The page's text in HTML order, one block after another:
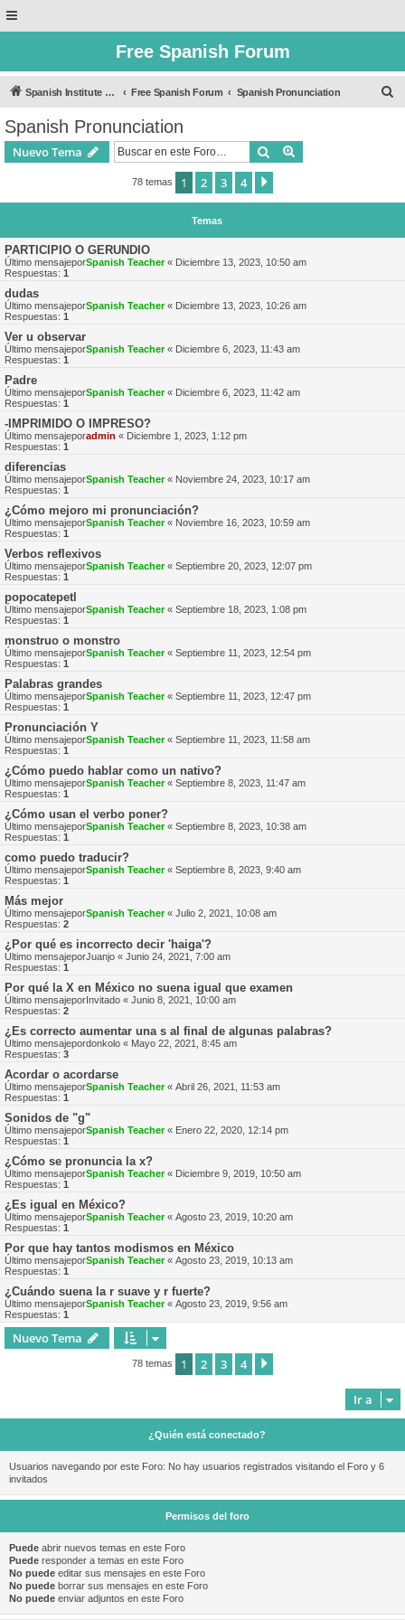
Free Spanish Forum
Spanish Institute of Puebla Free Spanish Forum Spanish Pronunciation
Spanish Pronunciation
Nuevo Tema Buscar
78 temas 1 2 3 4
Temas
PARTICIPIO O GERUNDIO
Último mensajeporSpanish Teacher« Diciembre 13, 2023, 10:50 am
Respuestas: 1
dudas
Último mensajeporSpanish Teacher« Diciembre 13, 2023, 10:26 am
Respuestas: 1
Ver u observar
Último mensajeporSpanish Teacher« Diciembre 6, 2023, 11:43 am
Respuestas: 1
Padre
Último mensajeporSpanish Teacher« Diciembre 6, 2023, 11:42 am
Respuestas: 1
-IMPRIMIDO O IMPRESO?
Último mensajeporadmin « Diciembre 1, 2023, 1:12 pm
Respuestas: 1
diferencias
Último mensajeporSpanish Teacher« Noviembre 24, 2023, 10:17 am
Respuestas: 1
¿Cómo mejoro mi pronunciación?
Último mensajeporSpanish Teacher« Noviembre 16, 2023, 10:59 am
Respuestas: 1
Verbos reflexivos
Último mensajeporSpanish Teacher« Septiembre 20, 2023, 12:07 pm
Respuestas: 1
popocatepetl
Último mensajeporSpanish Teacher« Septiembre 18, 2023, 1:08 pm
Respuestas: 1
monstruo o monstro
Último mensajeporSpanish Teacher« Septiembre 11, 2023, 12:54 pm
Respuestas: 1
Palabras grandes
Último mensajeporSpanish Teacher« Septiembre 11, 2023, 12:47 pm
Respuestas: 1
Pronunciación Y
Último mensajeporSpanish Teacher« Septiembre 11, 2023, 11:58 am
Respuestas: 1
¿Cómo puedo hablar como un nativo?
Último mensajeporSpanish Teacher« Septiembre 8, 2023, 11:47 am
Respuestas: 1
¿Cómo usan el verbo poner?
Último mensajeporSpanish Teacher« Septiembre 8, 2023, 10:38 am
Respuestas: 1
como puedo traducir?
Último mensajeporSpanish Teacher« Septiembre 8, 2023, 9:40 am
Respuestas: 1
Más mejor
Último mensajeporSpanish Teacher« Julio 2, 2021, 10:08 am
Respuestas: 2
¿Por qué es incorrecto decir 'haiga'?
Último mensajeporJuanjo « Junio 24, 2021, 7:00 am
Respuestas: 1
Por qué la X en México no suena igual que examen
Último mensajeporInvitado « Junio 8, 2021, 10:00 am
Respuestas: 2
¿Es correcto aumentar una s al final de algunas palabras?
Último mensajepordonkolo « Mayo 22, 2021, 8:45 am
Respuestas: 3
Acordar o acordarse
Último mensajeporSpanish Teacher« Abril 26, 2021, 11:53 am
Respuestas: 1
Sonidos de "g"
Último mensajeporSpanish Teacher« Enero 22, 2020, 12:14 pm
Respuestas: 1
¿Cómo se pronuncia la x?
Último mensajeporSpanish Teacher« Diciembre 9, 2019, 10:50 am
Respuestas: 1
¿Es igual en México?
Último mensajeporSpanish Teacher« Agosto 23, 2019, 10:20 am
Respuestas: 1
Por que hay tantos modismos en México
Último mensajeporSpanish Teacher« Agosto 23, 2019, 10:13 am
Respuestas: 1
¿Cuándo suena la r suave y r fuerte?
Último mensajeporSpanish Teacher« Agosto 23, 2019, 9:56 am
Respuestas: 1
Nuevo Tema
78 temas 1 2 3 4
Ir a
¿Quién está conectado?
Usuarios navegando por este Foro: No hay usuarios registrados visitando el Foro y 6
invitados
Permisos del foro
Puede abrir nuevos temas en este Foro
Puede responder a temas en este Foro
No puede editar sus mensajes en este Foro
No puede borrar sus mensajes en este Foro
No puede enviar adjuntos en este Foro